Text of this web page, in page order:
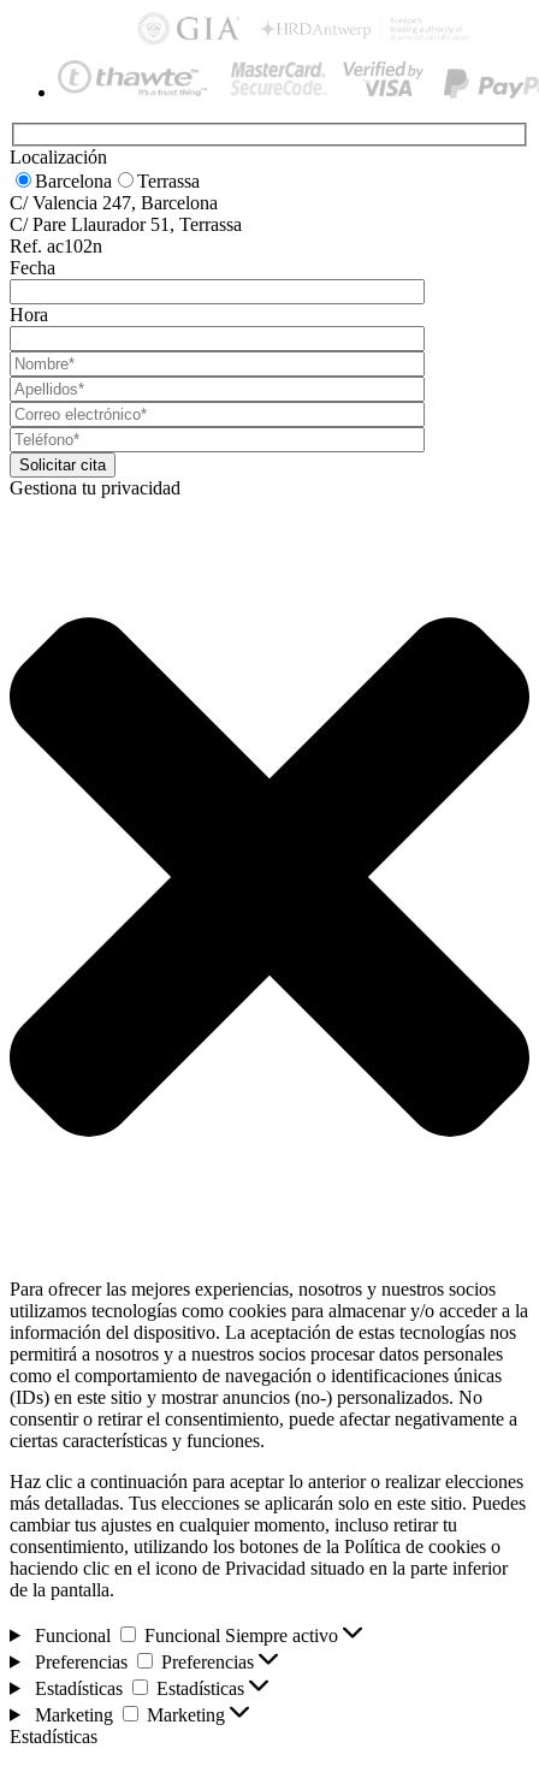
Localización
Barcelona
Terrassa
C/ Valencia 247, Barcelona
C/ Pare Llaurador 51, Terrassa
Ref. ac102n
Fecha
Hora
Gestiona tu privacidad
Para ofrecer las mejores experiencias, nosotros y nuestros socios
utilizamos tecnologías como cookies para almacenar y/o acceder a la
información del dispositivo. La aceptación de estas tecnologías nos
permitirá a nosotros y a nuestros socios procesar datos personales
como el comportamiento de navegación o identificaciones únicas
(IDs) en este sitio y mostrar anuncios (no-) personalizados. No
consentir o retirar el consentimiento, puede afectar negativamente a
ciertas características y funciones.
Haz clic a continuación para aceptar lo anterior o realizar elecciones
más detalladas. Tus elecciones se aplicarán solo en este sitio. Puedes
cambiar tus ajustes en cualquier momento, incluso retirar tu
consentimiento, utilizando los botones de la Política de cookies o
haciendo clic en el icono de Privacidad situado en la parte inferior
de la pantalla.
Funcional Funcional Siempre activo
Preferencias
Preferencias
Estadísticas
Estadísticas
Marketing
Marketing
Estadísticas